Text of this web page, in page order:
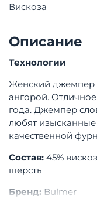
Вискоза
Описание
Технологии
Женский джемпер
ангорой.
года. Джемпер
любят
качественной
Состав: 45%
шерсть
Бренд: Bulmer